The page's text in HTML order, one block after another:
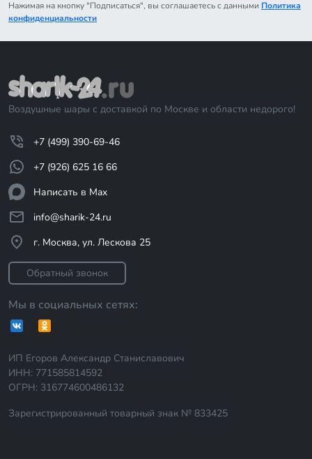
Нажимая на кнопку "Подписаться", вы соглашаетесь с данными Политика
конфиденциальности
Воздушные шары с доставкой по Москве и области недорого!
+7 (499) 390-69-46
+7 (926) 625 16 66
Написать в Max
info@sharik-24.ru
г. Москва, ул. Лескова 25
Обратный звонок
Мы в социальных сетях:
ИП Егоров Александр Станиславович
ИНН: 771585814592
ОГРН: 316774600486132
Зарегистрированный товарный знак № 833425